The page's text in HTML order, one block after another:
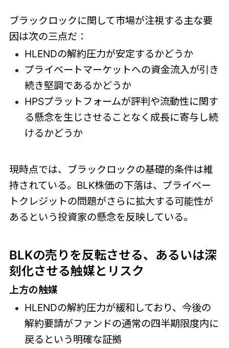
ブラックロックに関して市場が注視する主な要
因は次の三点だ：
HLENDの解約圧力が安定するかどうか
プライベートマーケットへの資金流入が引き
続き堅調であるかどうか
HPSプラットフォームが評判や流動性に関す
る懸念を生じさせることなく成長に寄与し続
けるかどうか
現時点では、ブラックロックの基礎的条件は維
持されている。BLK株価の下落は、プライベー
トクレジットの問題がさらに拡大する可能性が
あるという投資家の懸念を反映している。
BLKの売りを反転させる、あるいは深
刻化させる触媒とリスク
上方の触媒
HLENDの解約圧力が緩和しており、今後の
解約要請がファンドの通常の四半期限度内に
戻るという明確な証拠